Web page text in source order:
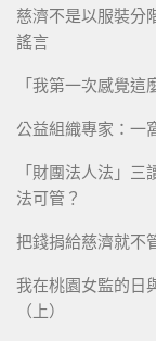
慈濟不是以服裝分
謠言
「我第一次感覺
公益組織專家：一
「財團法人法」
法可管？
把錢捐給慈濟就不
我在桃園女監的日
（上）